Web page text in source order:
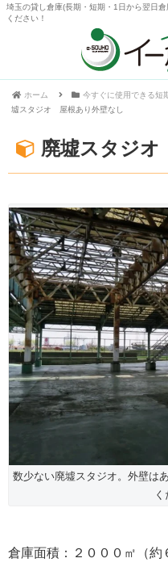
埼玉の貸し倉庫(長期・短期・1日から翌日
ください！
ホーム 今すぐに使用できる短
墟スタジオ 屋根あり外壁なし
廃墟スタジ
数少ない廃墟スタジオ。外壁は
く
倉庫面積：２０００㎡（約